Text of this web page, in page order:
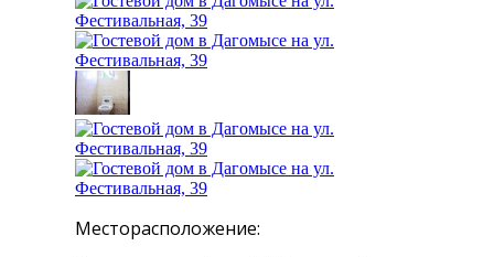
Месторасположение: